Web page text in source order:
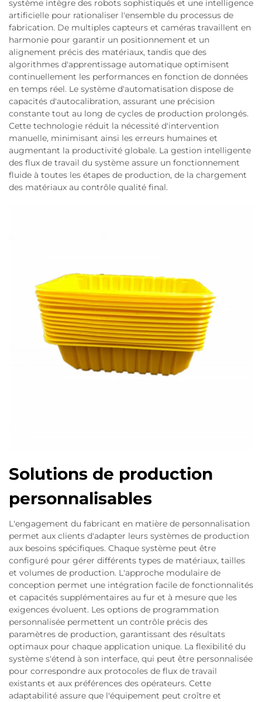
système intègre des robots sophistiqués et une intelligence
artificielle pour rationaliser l'ensemble du processus de
fabrication. De multiples capteurs et caméras travaillent en
harmonie pour garantir un positionnement et un
alignement précis des matériaux, tandis que des
algorithmes d'apprentissage automatique optimisent
continuellement les performances en fonction de données
en temps réel. Le système d'automatisation dispose de
capacités d'autocalibration, assurant une précision
constante tout au long de cycles de production prolongés.
Cette technologie réduit la nécessité d'intervention
manuelle, minimisant ainsi les erreurs humaines et
augmentant la productivité globale. La gestion intelligente
des flux de travail du système assure un fonctionnement
fluide à toutes les étapes de production, de la chargement
des matériaux au contrôle qualité final.
Solutions de production
personnalisables
L'engagement du fabricant en matière de personnalisation
permet aux clients d'adapter leurs systèmes de production
aux besoins spécifiques. Chaque système peut être
configuré pour gérer différents types de matériaux, tailles
et volumes de production. L'approche modulaire de
conception permet une intégration facile de fonctionnalités
et capacités supplémentaires au fur et à mesure que les
exigences évoluent. Les options de programmation
personnalisée permettent un contrôle précis des
paramètres de production, garantissant des résultats
optimaux pour chaque application unique. La flexibilité du
système s'étend à son interface, qui peut être personnalisée
pour correspondre aux protocoles de flux de travail
existants et aux préférences des opérateurs. Cette
adaptabilité assure que l'équipement peut croître et